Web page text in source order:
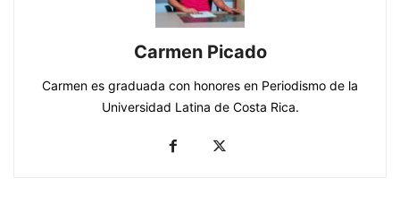
Carmen Picado
Carmen es graduada con honores en Periodismo de la
Universidad Latina de Costa Rica.